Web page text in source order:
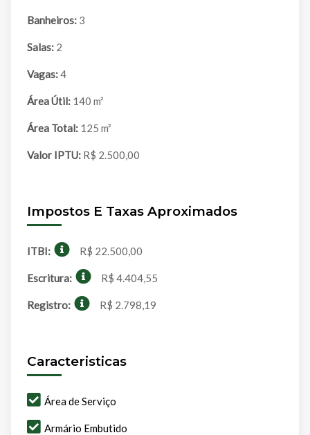
Banheiros: 3
Salas: 2
Vagas: 4
Área Útil: 140 m²
Área Total: 125 m²
Valor IPTU: R$ 2.500,00
Impostos E Taxas Aproximados
ITBI: R$ 22.500,00
Escritura: R$ 4.404,55
Registro: R$ 2.798,19
Caracteristicas
Área de Serviço
Armário Embutido